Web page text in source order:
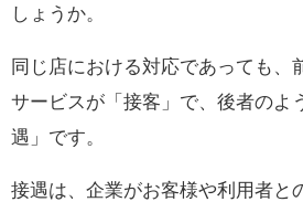
しょうか。
同じ店における対応であっても、
サービスが「接客」で、後者のよ
遇」です。
接遇は、企業がお客様や利用者と